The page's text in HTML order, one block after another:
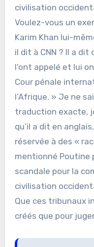
civilisation
Voulez-vous un
Karim Khan lui-
il dit à CNN ? Il a
l’ont appelé et lui
Cour pénale
l’Afrique. » Je ne
traduction exacte,
qu’il a dit en
réservée à des «
mentionné Poutine
scandale pour la
civilisation
Que ces tribunaux
créés que pour